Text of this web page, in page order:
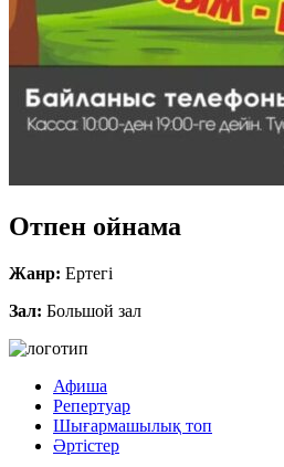
Отпен ойнама
Жанр: Ертегі
Зал: Большой зал
Афиша
Репертуар
Шығармашылық топ
Әртістер